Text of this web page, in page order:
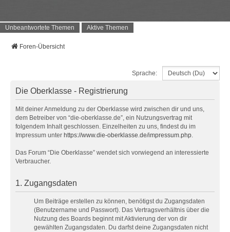
Unbeantwortete Themen Aktive Themen
Foren-Übersicht
Sprache:
Die Oberklasse - Registrierung
Mit deiner Anmeldung zu der Oberklasse wird zwischen dir und uns,
dem Betreiber von “die-oberklasse.de”, ein Nutzungsvertrag mit
folgendem Inhalt geschlossen. Einzelheiten zu uns, findest du im
Impressum unter https://www.die-oberklasse.de/impressum.php.
Das Forum “Die Oberklasse” wendet sich vorwiegend an interessierte
Verbraucher.
1. Zugangsdaten
Um Beiträge erstellen zu können, benötigst du Zugangsdaten
(Benutzername und Passwort). Das Vertragsverhältnis über die
Nutzung des Boards beginnt mit Aktivierung der von dir
gewählten Zugangsdaten. Du darfst deine Zugangsdaten nicht